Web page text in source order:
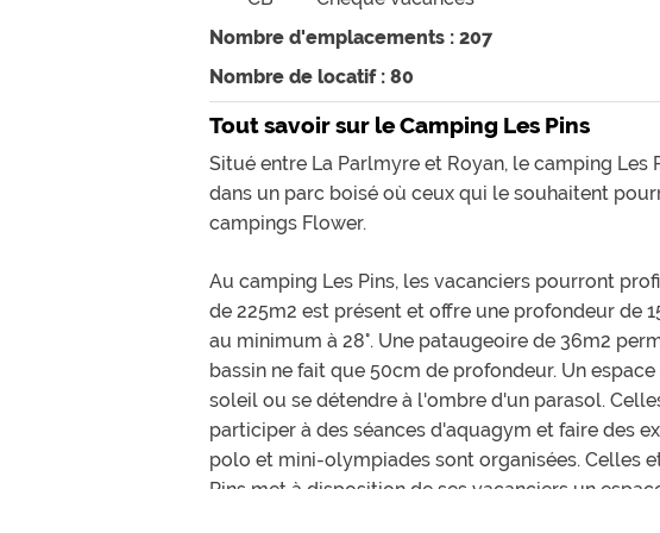
Nombre d'emplacements : 207
Nombre de locatif : 80
Tout savoir sur le Camping Les Pins
Situé entre La Parlmyre et Royan, le camping
dans un parc boisé où ceux qui le souhaitent
campings Flower.
Au camping Les Pins, les vacanciers pourront
de 225m2 est présent et offre une profondeur de
au minimum à 28°. Une pataugeoire de 36m2
bassin ne fait que 50cm de profondeur. Un
soleil ou se détendre à l'ombre d'un parasol.
participer à des séances d'aquagym et faire des
polo et mini-olympiades sont organisées. Celles
Pins met à disposition de ses vacanciers un
de séances de massages, modelages et même